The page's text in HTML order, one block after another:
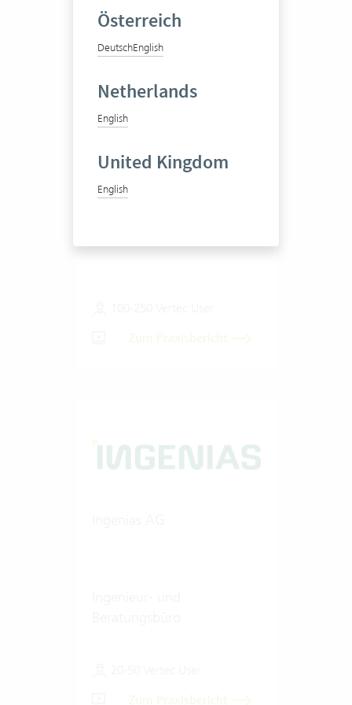
Jermann Ingenieure +
Zum Praxisbericht
Zum Praxisbericht
Österreich
DeutschEnglish
Netherlands
English
United Kingdom
English